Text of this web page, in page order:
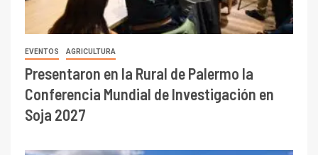
EVENTOS AGRICULTURA
Presentaron en la Rural de Palermo la
Conferencia Mundial de Investigación en
Soja 2027